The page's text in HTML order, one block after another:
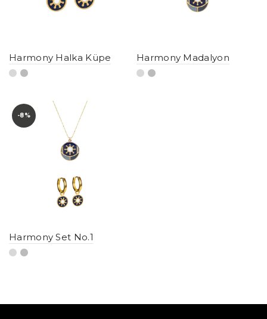
Harmony Halka Küpe Harmony Madalyon
-8%
Harmony Set No.1